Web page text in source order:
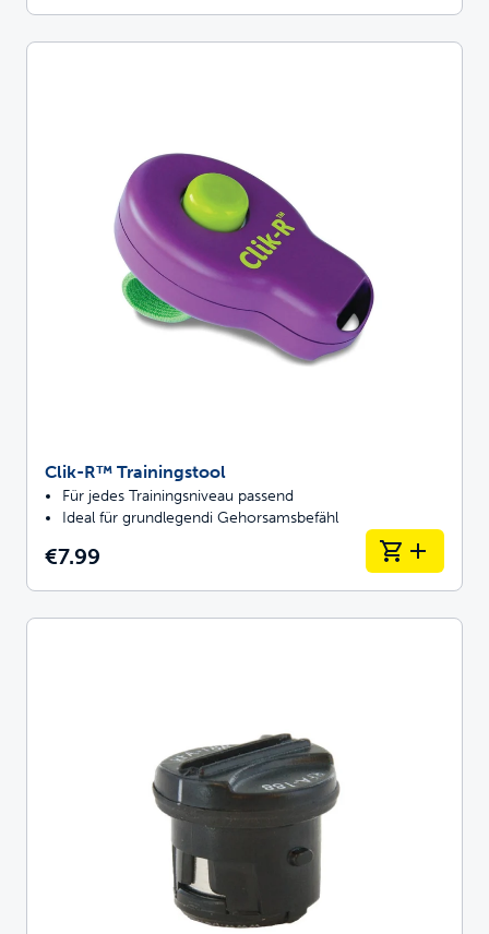
Clik-R™ Trainingstool
Für jedes Trainingsniveau passend
Ideal für grundlegendi Gehorsamsbefähl
€7.99